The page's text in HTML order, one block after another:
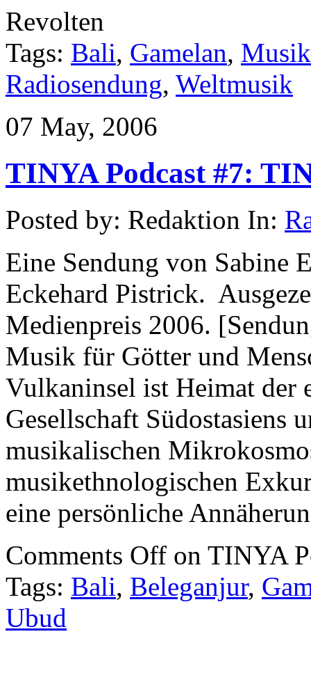
Revolten
Tags: Bali, Gamelan,
Radiosendung, Weltmusik
07 May, 2006
TINYA Podcast #7:
Posted by: Redaktion In:
Eine Sendung von Sabine
Eckehard Pistrick.
Medienpreis 2006.
Musik für Götter und
Vulkaninsel ist Heimat der
Gesellschaft Südostasiens
musikalischen
musikethnologischen
eine persönliche
Comments Off on TINYA
Tags: Bali, Beleganjur,
Ubud